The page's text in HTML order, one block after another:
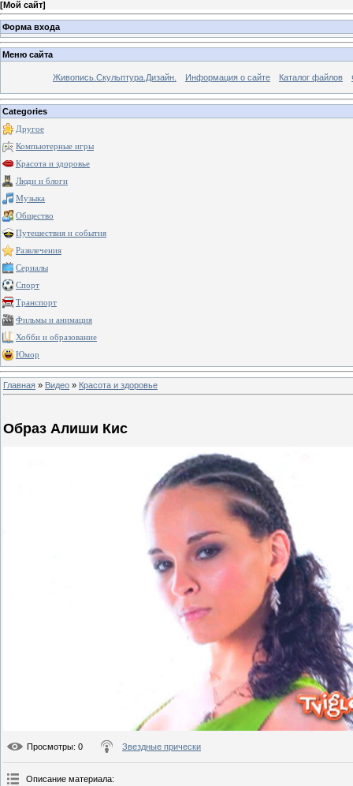
[Мой сайт]
Форма входа
Меню сайта
Живопись.Скульптура.Дизайн. Информация о сайте Каталог файлов
Categories
Другое
Компьютерные игры
Красота и здоровье
Люди и блоги
Музыка
Общество
Путешествия и события
Развлечения
Сериалы
Спорт
Транспорт
Фильмы и анимация
Хобби и образование
Юмор
Главная » Видео » Красота и здоровье
Образ Алиши Кис
Просмотры: 0 Звездные прически
Описание материала: